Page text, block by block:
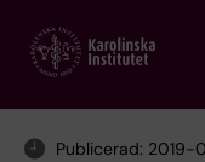
main
Publicerad: